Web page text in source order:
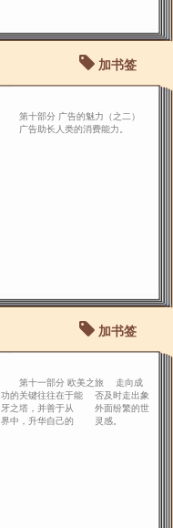
加书签
第十部分 广告的魅力（之二）
广告助长人类的消费能力。
加书签
第十一部分 欧美之旅 走向成
功的关键往往在于能 否及时走出象
牙之塔，并善于从 外面纷繁的世
界中，升华自己的 灵感。